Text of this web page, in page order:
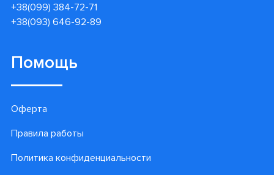
+38(099) 384-72-71
+38(093) 646-92-89
Помощь
Оферта
Правила работы
Политика конфиденциальности